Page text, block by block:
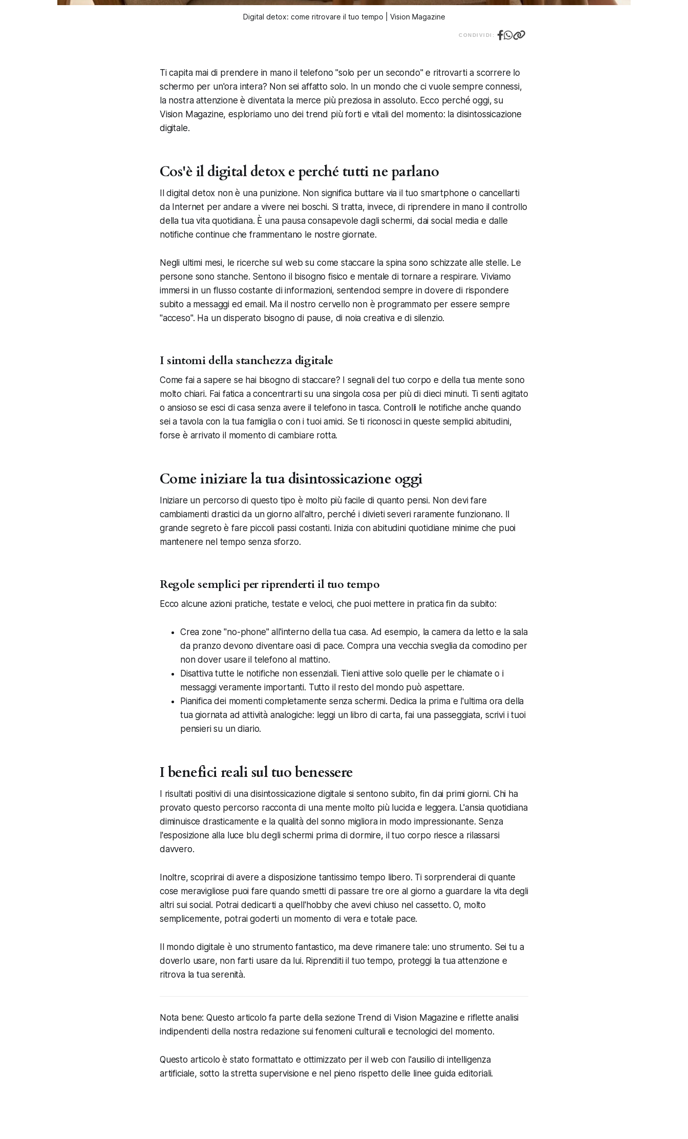
Digital detox: come ritrovare il tuo tempo | Vision Magazine
CONDIVIDI:
Ti capita mai di prendere in mano il telefono "solo per un secondo" e ritrovarti a scorrere lo
schermo per un'ora intera? Non sei affatto solo. In un mondo che ci vuole sempre connessi,
la nostra attenzione è diventata la merce più preziosa in assoluto. Ecco perché oggi, su
Vision Magazine, esploriamo uno dei trend più forti e vitali del momento: la disintossicazione
digitale.
Cos'è il digital detox e perché tutti ne parlano
Il digital detox non è una punizione. Non significa buttare via il tuo smartphone o cancellarti
da Internet per andare a vivere nei boschi. Si tratta, invece, di riprendere in mano il controllo
della tua vita quotidiana. È una pausa consapevole dagli schermi, dai social media e dalle
notifiche continue che frammentano le nostre giornate.
Negli ultimi mesi, le ricerche sul web su come staccare la spina sono schizzate alle stelle. Le
persone sono stanche. Sentono il bisogno fisico e mentale di tornare a respirare. Viviamo
immersi in un flusso costante di informazioni, sentendoci sempre in dovere di rispondere
subito a messaggi ed email. Ma il nostro cervello non è programmato per essere sempre
"acceso". Ha un disperato bisogno di pause, di noia creativa e di silenzio.
I sintomi della stanchezza digitale
Come fai a sapere se hai bisogno di staccare? I segnali del tuo corpo e della tua mente sono
molto chiari. Fai fatica a concentrarti su una singola cosa per più di dieci minuti. Ti senti agitato
o ansioso se esci di casa senza avere il telefono in tasca. Controlli le notifiche anche quando
sei a tavola con la tua famiglia o con i tuoi amici. Se ti riconosci in queste semplici abitudini,
forse è arrivato il momento di cambiare rotta.
Come iniziare la tua disintossicazione oggi
Iniziare un percorso di questo tipo è molto più facile di quanto pensi. Non devi fare
cambiamenti drastici da un giorno all'altro, perché i divieti severi raramente funzionano. Il
grande segreto è fare piccoli passi costanti. Inizia con abitudini quotidiane minime che puoi
mantenere nel tempo senza sforzo.
Regole semplici per riprenderti il tuo tempo
Ecco alcune azioni pratiche, testate e veloci, che puoi mettere in pratica fin da subito:
Crea zone "no-phone" all'interno della tua casa. Ad esempio, la camera da letto e la sala
da pranzo devono diventare oasi di pace. Compra una vecchia sveglia da comodino per
non dover usare il telefono al mattino.
Disattiva tutte le notifiche non essenziali. Tieni attive solo quelle per le chiamate o i
messaggi veramente importanti. Tutto il resto del mondo può aspettare.
Pianifica dei momenti completamente senza schermi. Dedica la prima e l'ultima ora della
tua giornata ad attività analogiche: leggi un libro di carta, fai una passeggiata, scrivi i tuoi
pensieri su un diario.
I benefici reali sul tuo benessere
I risultati positivi di una disintossicazione digitale si sentono subito, fin dai primi giorni. Chi ha
provato questo percorso racconta di una mente molto più lucida e leggera. L'ansia quotidiana
diminuisce drasticamente e la qualità del sonno migliora in modo impressionante. Senza
l'esposizione alla luce blu degli schermi prima di dormire, il tuo corpo riesce a rilassarsi
davvero.
Inoltre, scoprirai di avere a disposizione tantissimo tempo libero. Ti sorprenderai di quante
cose meravigliose puoi fare quando smetti di passare tre ore al giorno a guardare la vita degli
altri sui social. Potrai dedicarti a quell'hobby che avevi chiuso nel cassetto. O, molto
semplicemente, potrai goderti un momento di vera e totale pace.
Il mondo digitale è uno strumento fantastico, ma deve rimanere tale: uno strumento. Sei tu a
doverlo usare, non farti usare da lui. Riprenditi il tuo tempo, proteggi la tua attenzione e
ritrova la tua serenità.
Nota bene: Questo articolo fa parte della sezione Trend di Vision Magazine e riflette analisi
indipendenti della nostra redazione sui fenomeni culturali e tecnologici del momento.
Questo articolo è stato formattato e ottimizzato per il web con l'ausilio di intelligenza
artificiale, sotto la stretta supervisione e nel pieno rispetto delle linee guida editoriali.